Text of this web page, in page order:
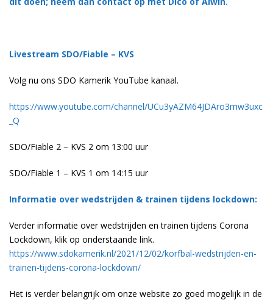
Livestream SDO/Fiable – KVS
Volg nu ons SDO Kamerik YouTube kanaal.
https://www.youtube.com/channel/UCu3yAZM64JDAro3mw3uxc
_Q
SDO/Fiable 2 – KVS 2 om 13:00 uur
SDO/Fiable 1 – KVS 1 om 14:15 uur
Informatie over wedstrijden & trainen tijdens lockdown:
Verder informatie over wedstrijden en trainen tijdens Corona
Lockdown, klik op onderstaande link.
https://www.sdokamerik.nl/2021/12/02/korfbal-wedstrijden-en-
trainen-tijdens-corona-lockdown/
Het is verder belangrijk om onze website zo goed mogelijk in de